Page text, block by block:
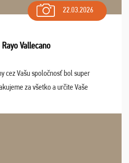
22.03.2026
Vallecano
cez Vašu spoločnosť bol super
za všetko a určite Vaše